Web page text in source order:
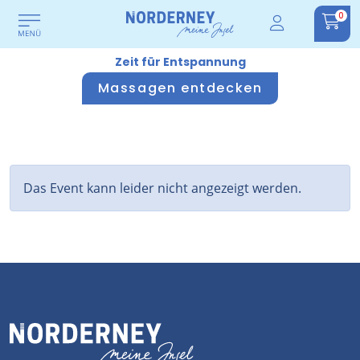
0
Zeit für Entspannung
Massagen entdecken
Das Event kann leider nicht angezeigt werden.